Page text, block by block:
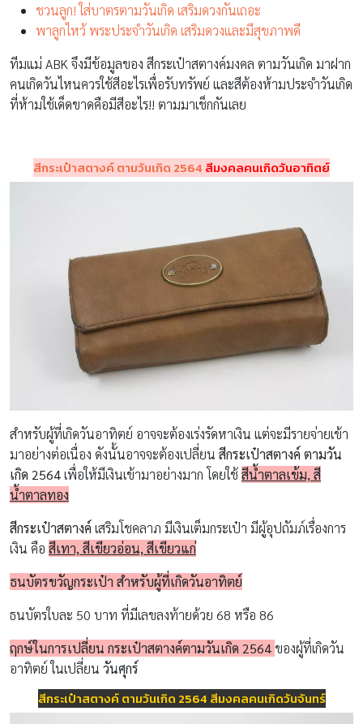
ชวนลูก! ใส่บาตรตามวันเกิด เสริมดวงกันเถอะ
พาลูกไหว้ พระประจำวันเกิด เสริมดวงและมีสุขภาพดี
ทีมแม่ ABK จึงมีข้อมูลของ สีกระเป๋าสตางค์มงคล ตามวันเกิด มาฝาก
คนเกิดวันไหนควรใช้สีอะไรเพื่อรับทรัพย์ และสีต้องห้ามประจำวันเกิด
ที่ห้ามใช้เด็ดขาดคือมีสีอะไร!! ตามมาเช็กกันเลย
สีกระเป๋าสตางค์ ตามวันเกิด 2564 สีมงคลคนเกิดวันอาทิตย์
สำหรับผู้ที่เกิดวันอาทิตย์ อาจจะต้องเร่งรัดหาเงิน แต่จะมีรายจ่ายเข้า
มาอย่างต่อเนื่อง ดังนั้นอาจจะต้องเปลี่ยน สีกระเป๋าสตางค์ ตามวัน
เกิด 2564เพื่อให้มีเงินเข้ามาอย่างมาก โดยใช้สีน้ำตาลเข้ม, สี
น้ำตาลทอง
สีกระเป๋าสตางค์ เสริมโชคลาภ มีเงินเต็มกระเป๋า มีผู้อุปถัมภ์เรื่องการ
เงิน คือ สีเทา, สีเขียวอ่อน, สีเขียวแก่
ธนบัตรขวัญกระเป๋า สำหรับผู้ที่เกิดวันอาทิตย์
ธนบัตรใบละ 50 บาท ที่มีเลขลงท้ายด้วย 68 หรือ 86
ฤกษ์ในการเปลี่ยน กระเป๋าสตางค์ตามวันเกิด 2564 ของผู้ที่เกิดวัน
อาทิตย์ ในเปลี่ยน วันศุกร์
สีกระเป๋าสตางค์ ตามวันเกิด 2564 สีมงคลคนเกิดวันจันทร์